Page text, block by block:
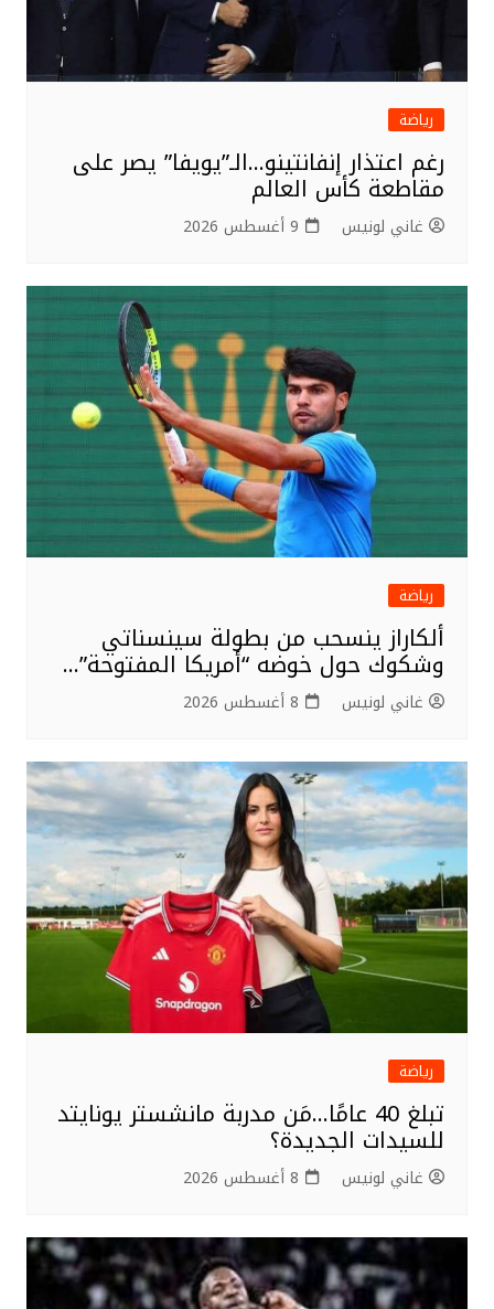
رياضة
رغم اعتذار إنفانتينو…الـ”يويفا” يصر على
مقاطعة كأس العالم
غاني لونيس 9 أغسطس 2026
رياضة
ألكاراز ينسحب من بطولة سينسناتي
وشكوك حول خوضه “أمريكا المفتوحة”…
غاني لونيس 8 أغسطس 2026
رياضة
تبلغ 40 عامًا…مَن مدربة مانشستر يونايتد
للسيدات الجديدة؟
غاني لونيس 8 أغسطس 2026